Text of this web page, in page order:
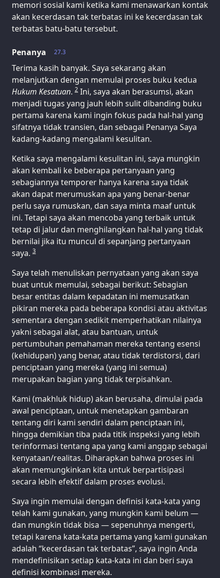
memori sosial kami ketika kami menawarkan kontak
akan kecerdasan tak terbatas ini ke kecerdasan tak
terbatas batu-batu tersebut.
27.3
Penanya
Terima kasih banyak. Saya sekarang akan
melanjutkan dengan memulai proses buku kedua
Hukum Kesatuan. 2 Ini, saya akan berasumsi, akan
menjadi tugas yang jauh lebih sulit dibanding buku
pertama karena kami ingin fokus pada hal-hal yang
sifatnya tidak transien, dan sebagai Penanya Saya
kadang-kadang mengalami kesulitan.
Ketika saya mengalami kesulitan ini, saya mungkin
akan kembali ke beberapa pertanyaan yang
sebagiannya temporer hanya karena saya tidak
akan dapat merumuskan apa yang benar-benar
perlu saya rumuskan, dan saya minta maaf untuk
ini. Tetapi saya akan mencoba yang terbaik untuk
tetap di jalur dan menghilangkan hal-hal yang tidak
bernilai jika itu muncul di sepanjang pertanyaan
saya. 3
Saya telah menuliskan pernyataan yang akan saya
buat untuk memulai, sebagai berikut: Sebagian
besar entitas dalam kepadatan ini memusatkan
pikiran mereka pada beberapa kondisi atau aktivitas
sementara dengan sedikit memperhatikan nilainya
yakni sebagai alat, atau bantuan, untuk
pertumbuhan pemahaman mereka tentang esensi
(kehidupan) yang benar, atau tidak terdistorsi, dari
penciptaan yang mereka (yang ini semua)
merupakan bagian yang tidak terpisahkan.
Kami (makhluk hidup) akan berusaha, dimulai pada
awal penciptaan, untuk menetapkan gambaran
tentang diri kami sendiri dalam penciptaan ini,
hingga demikian tiba pada titik inspeksi yang lebih
terinformasi tentang apa yang kami anggap sebagai
kenyataan/realitas. Diharapkan bahwa proses ini
akan memungkinkan kita untuk berpartisipasi
secara lebih efektif dalam proses evolusi.
Saya ingin memulai dengan definisi kata-kata yang
telah kami gunakan, yang mungkin kami belum —
dan mungkin tidak bisa — sepenuhnya mengerti,
tetapi karena kata-kata pertama yang kami gunakan
adalah “kecerdasan tak terbatas”, saya ingin Anda
mendefinisikan setiap kata-kata ini dan beri saya
definisi kombinasi mereka.